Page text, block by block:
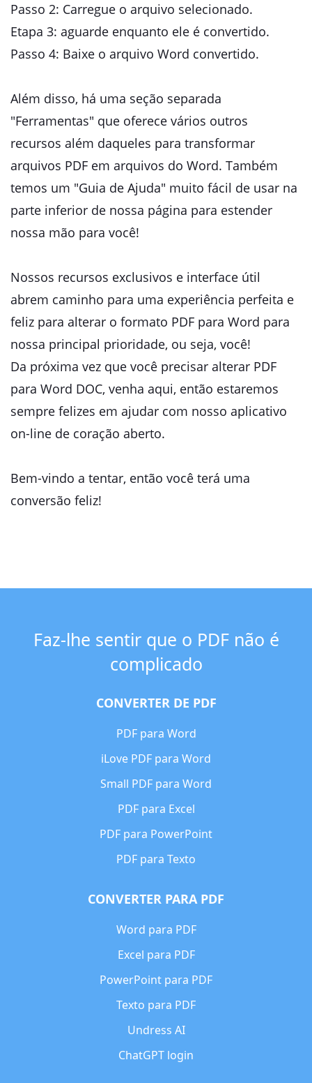
Passo 2: Carregue o arquivo selecionado.
Etapa 3: aguarde enquanto ele é convertido.
Passo 4: Baixe o arquivo Word convertido.
Além disso, há uma seção separada
"Ferramentas" que oferece vários outros
recursos além daqueles para transformar
arquivos PDF em arquivos do Word. Também
temos um "Guia de Ajuda" muito fácil de usar na
parte inferior de nossa página para estender
nossa mão para você!
Nossos recursos exclusivos e interface útil
abrem caminho para uma experiência perfeita e
feliz para alterar o formato PDF para Word para
nossa principal prioridade, ou seja, você!
Da próxima vez que você precisar alterar PDF
para Word DOC, venha aqui, então estaremos
sempre felizes em ajudar com nosso aplicativo
on-line de coração aberto.
Bem-vindo a tentar, então você terá uma
conversão feliz!
Faz-lhe sentir que o PDF não é
complicado
CONVERTER DE PDF
PDF para Word
iLove PDF para Word
Small PDF para Word
PDF para Excel
PDF para PowerPoint
PDF para Texto
CONVERTER PARA PDF
Word para PDF
Excel para PDF
PowerPoint para PDF
Texto para PDF
Undress AI
ChatGPT login